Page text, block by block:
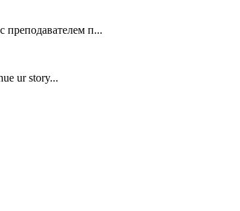
преподавателем п...
ur story...